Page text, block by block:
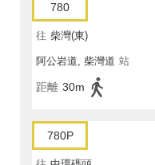
780
往 柴灣(東)
阿公岩道, 柴灣道 站
距離 30m
780P